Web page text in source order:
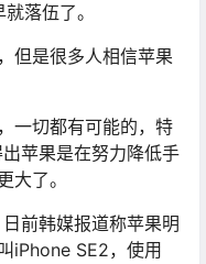
落伍了。
但是很多人相信苹果
一切都有可能的，特
苹果是在努力降低手
大了。
前韩媒报道称苹果明
iPhone SE2，使用